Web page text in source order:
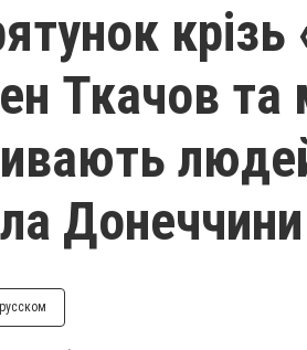
Ткачов та
Донеччини